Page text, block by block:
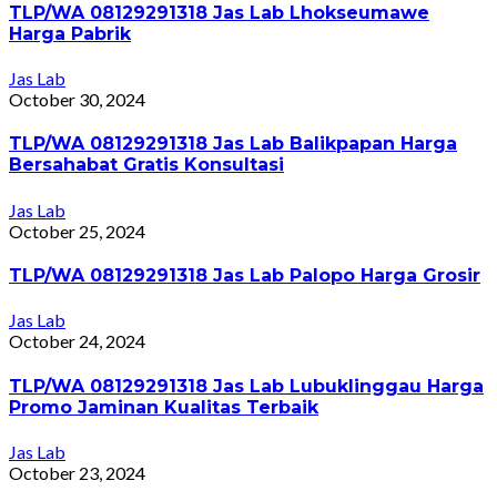
TLP/WA 08129291318 Jas Lab Lhokseumawe
Harga Pabrik
Jas Lab
October 30, 2024
TLP/WA 08129291318 Jas Lab Balikpapan Harga
Bersahabat Gratis Konsultasi
Jas Lab
October 25, 2024
TLP/WA 08129291318 Jas Lab Palopo Harga Grosir
Jas Lab
October 24, 2024
TLP/WA 08129291318 Jas Lab Lubuklinggau Harga
Promo Jaminan Kualitas Terbaik
Jas Lab
October 23, 2024